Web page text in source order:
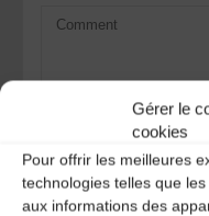
Gérer le
cookies
Pour offrir les meilleures
technologies telles que
aux informations des